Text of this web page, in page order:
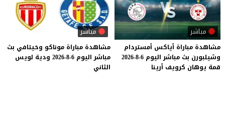
مباشر
مشاهدة مباراة أياكس أمستردام
وشيلبورن بث مباشر اليوم 6-8-2026
قمة يوهان كرويف أرينا
مباشر
مشاهدة مباراة موناكو وخيتافي بث
مباشر اليوم 6-8-2026 ودية لويس
الثاني